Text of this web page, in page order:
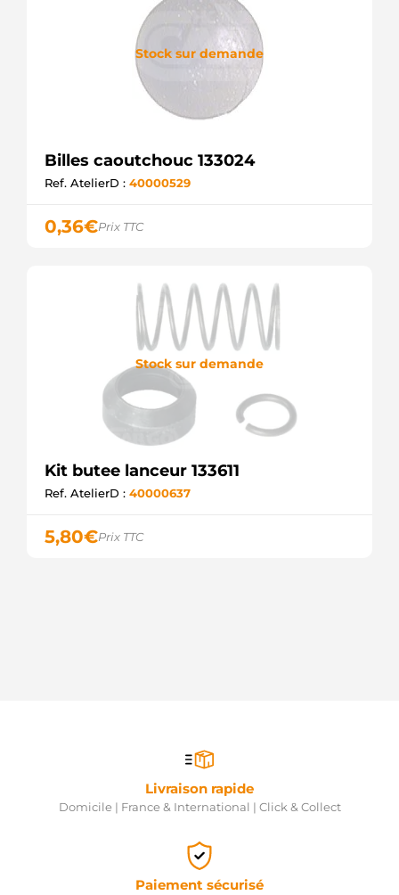
Stock sur demande
Billes caoutchouc 133024
Ref. AtelierD : 40000529
0,36€Prix TTC
Stock sur demande
Kit butee lanceur 133611
Ref. AtelierD : 40000637
5,80€Prix TTC
Livraison rapide
Domicile | France & International | Click & Collect
Paiement sécurisé